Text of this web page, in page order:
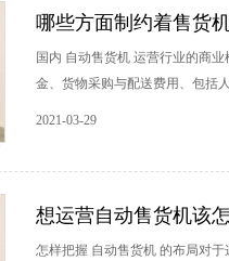
哪些方面制约着售货
国内 自动售货机 运营行业的商
金、货物采购与配送费用、包括
2021-03-29
想运营自动售货机该
怎样把握 自动售货机 的布局对